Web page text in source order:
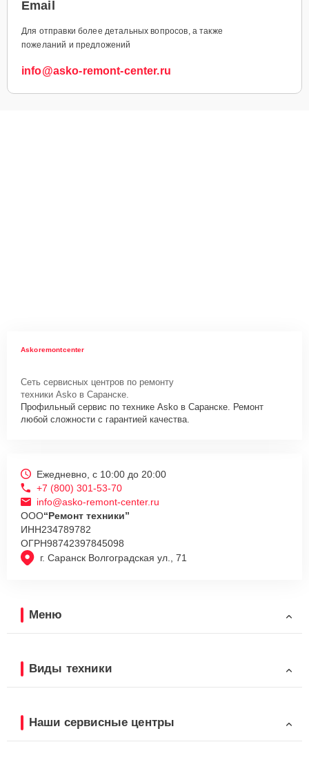
Email
Для отправки более детальных вопросов, а также
пожеланий и предложений
info@asko-remont-center.ru
Askoremontcenter
Сеть сервисных центров по ремонту
техники Asko в Саранске.
Профильный сервис по технике Asko в Саранске. Ремонт
любой сложности с гарантией качества.
г. Саранск Волгоградская ул., 71
Ежедневно, с 10:00 до 20:00
+7 (800) 301-53-70
info@asko-remont-center.ru
ООО“Ремонт техники”
ИНН234789782
ОГРН98742397845098
Меню
Виды техники
Наши сервисные центры